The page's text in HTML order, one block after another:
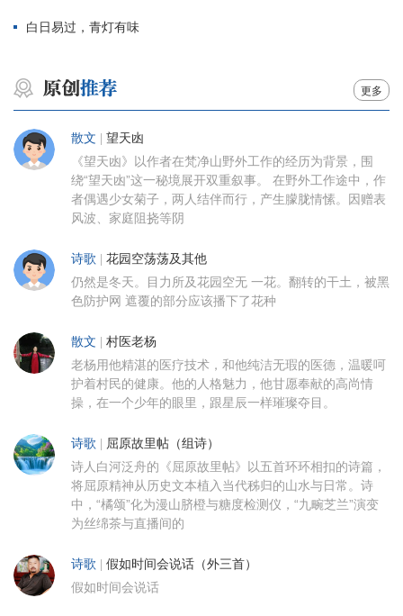
白日易过，青灯有味
更多
散文 | 望天凼
《望天凼》以作者在梵净山野外工作的经历为背景，围
绕“望天凼”这一秘境展开双重叙事。 在野外工作途中，作
者偶遇少女菊子，两人结伴而行，产生朦胧情愫。因赠表
风波、家庭阻挠等阴
诗歌 | 花园空荡荡及其他
仍然是冬天。目力所及花园空无 一花。翻转的干土，被黑
色防护网 遮覆的部分应该播下了花种
散文 | 村医老杨
老杨用他精湛的医疗技术，和他纯洁无瑕的医德，温暖呵
护着村民的健康。他的人格魅力，他甘愿奉献的高尚情
操，在一个少年的眼里，跟星辰一样璀璨夺目。
诗歌 | 屈原故里帖（组诗）
诗人白河泛舟的《屈原故里帖》以五首环环相扣的诗篇，
将屈原精神从历史文本植入当代秭归的山水与日常。诗
中，“橘颂”化为漫山脐橙与糖度检测仪，“九畹芝兰”演变
为丝绵茶与直播间的
诗歌 | 假如时间会说话（外三首）
假如时间会说话